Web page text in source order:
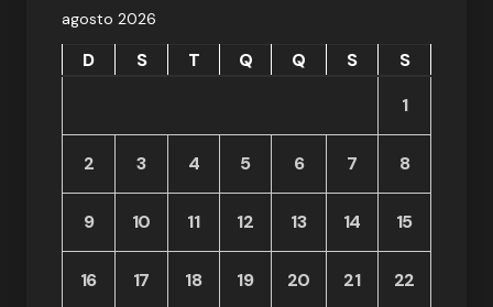
agosto 2026
D S T Q Q S
S
1
2 3 4 5 6 7 8
9 10 11 12 13 14 15
16 17 18 19 20 21 22